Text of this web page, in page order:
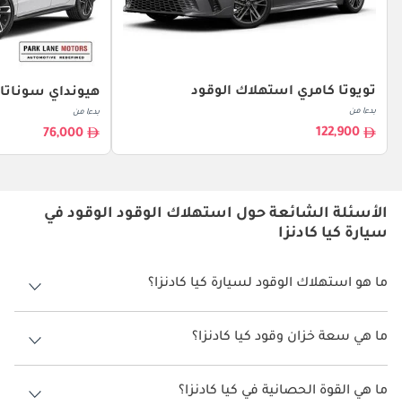
تويوتا كامري استهلاك الوقود
بدءا من
122,900
هيونداي
بدءا من
76,000
الأسئلة الشائعة حول استهلاك الوقود الوقود في
سيارة كيا كادنزا
ما هو استهلاك الوقود لسيارة كيا كادنزا؟
يتراوح استهلاك الوقود لسيارة كيا كادنزا بين 10.6 كم/ليتر.
ما هي سعة خزان وقود كيا كادنزا؟
سعة خزان وقود كيا كادنزا 70 ليتر.
ما هي القوة الحصانية في كيا كادنزا؟